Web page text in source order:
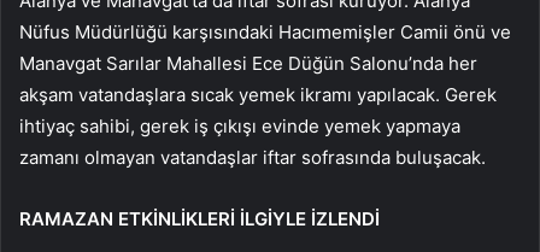
Nüfus Müdürlüğü karşısındaki Hacımemişler Camii önü ve
Manavgat Sarılar Mahallesi Ece Düğün Salonu’nda her
akşam vatandaşlara sıcak yemek ikramı yapılacak. Gerek
ihtiyaç sahibi, gerek iş çıkışı evinde yemek yapmaya
zamanı olmayan vatandaşlar iftar sofrasında buluşacak.
RAMAZAN ETKİNLİKLERİ İLGİYLE İZLENDİ